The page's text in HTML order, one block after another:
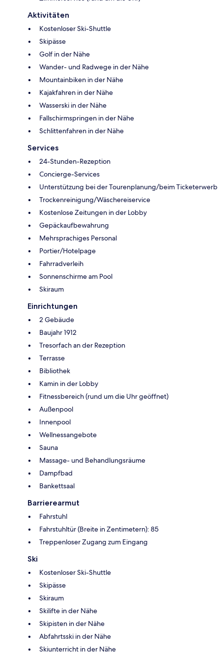
Aktivitäten
Kostenloser Ski-Shuttle
Skipässe
Golf in der Nähe
Wander- und Radwege in der Nähe
Mountainbiken in der Nähe
Kajakfahren in der Nähe
Wasserski in der Nähe
Fallschirmspringen in der Nähe
Schlittenfahren in der Nähe
Services
24-Stunden-Rezeption
Concierge-Services
Unterstützung bei der Tourenplanung/beim Ticketerwerb
Trockenreinigung/Wäschereiservice
Kostenlose Zeitungen in der Lobby
Gepäckaufbewahrung
Mehrsprachiges Personal
Portier/Hotelpage
Fahrradverleih
Sonnenschirme am Pool
Skiraum
Einrichtungen
2 Gebäude
Baujahr 1912
Tresorfach an der Rezeption
Terrasse
Bibliothek
Kamin in der Lobby
Fitnessbereich (rund um die Uhr geöffnet)
Außenpool
Innenpool
Wellnessangebote
Sauna
Massage- und Behandlungsräume
Dampfbad
Bankettsaal
Barrierearmut
Fahrstuhl
Fahrstuhltür (Breite in Zentimetern): 85
Treppenloser Zugang zum Eingang
Ski
Kostenloser Ski-Shuttle
Skipässe
Skiraum
Skilifte in der Nähe
Skipisten in der Nähe
Abfahrtsski in der Nähe
Skiunterricht in der Nähe